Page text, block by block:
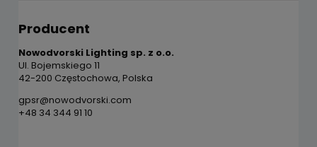
Producent
Nowodvorski Lighting sp. z o.o.
Ul. Bojemskiego 11
42-200 Częstochowa, Polska
gpsr@nowodvorski.com
+48 34 344 91 10